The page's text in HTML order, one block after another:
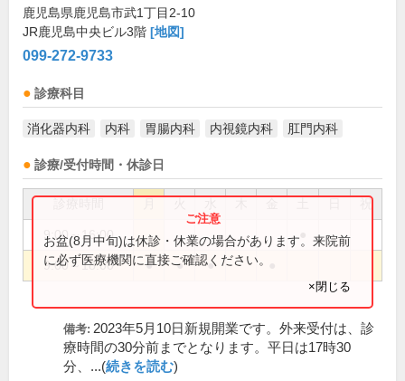
鹿児島県鹿児島市武1丁目2-10
JR鹿児島中央ビル3階 [地図]
099-272-9733
診療科目
消化器内科 内科 胃腸内科 内視鏡内科 肛門内科
診療/受付時間・休診日
祝
9:00～16:00
9:00～18:00 ● ● ●
お盆(8月中旬)は休診・休業の場合があります。来院前
に必ず医療機関に直接ご確認ください。
×閉じる
備考: 2023年5月10日新規開業です。外来受付は、診
療時間の30分前までとなります。平日は17時30
分、...(続きを読む)